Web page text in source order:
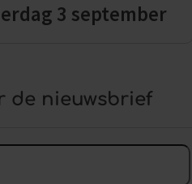
3 september
de nieuwsbrief